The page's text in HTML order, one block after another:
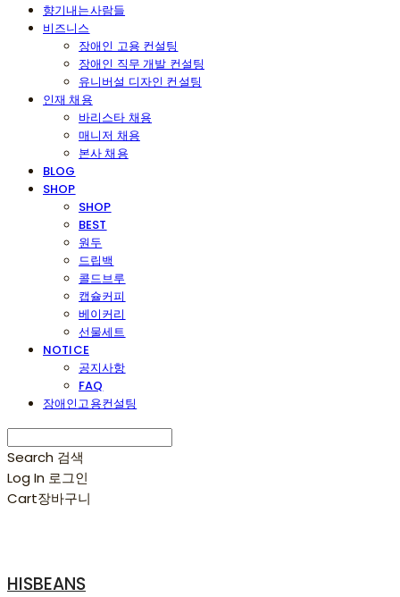
향기내는사람들
비즈니스
장애인 고용 컨설팅
장애인 직무 개발 컨설팅
유니버설 디자인 컨설팅
인재 채용
바리스타 채용
매니저 채용
본사 채용
BLOG
SHOP
SHOP
BEST
원두
드립백
콜드브루
캡슐커피
베이커리
선물세트
NOTICE
공지사항
FAQ
장애인고용컨설팅
Search 검색
Log In 로그인
Cart장바구니
HISBEANS